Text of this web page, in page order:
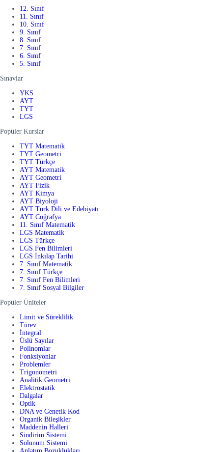
12. Sınıf
11. Sınıf
10. Sınıf
9. Sınıf
8. Sınıf
7. Sınıf
6. Sınıf
5. Sınıf
Sınavlar
YKS
AYT
TYT
LGS
Popüler Kurslar
TYT Matematik
TYT Geometri
TYT Türkçe
AYT Matematik
AYT Geometri
AYT Fizik
AYT Kimya
AYT Biyoloji
AYT Türk Dili ve Edebiyatı
AYT Coğrafya
11. Sınıf Matematik
LGS Matematik
LGS Türkçe
LGS Fen Bilimleri
LGS İnkılap Tarihi
7. Sınıf Matematik
7. Sınıf Türkçe
7. Sınıf Fen Bilimleri
7. Sınıf Sosyal Bilgiler
Popüler Üniteler
Limit ve Süreklilik
Türev
İntegral
Üslü Sayılar
Polinomlar
Fonksiyonlar
Problemler
Trigonometri
Analitik Geometri
Elektrostatik
Dalgalar
Optik
DNA ve Genetik Kod
Organik Bileşikler
Maddenin Halleri
Sindirim Sistemi
Solunum Sistemi